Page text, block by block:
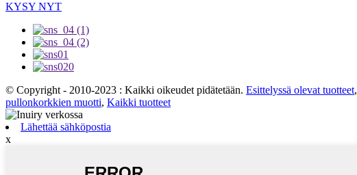
KYSY NYT
© Copyright - 2010-2023 : Kaikki oikeudet pidätetään. Esittelyssä olevat tuotteet,
pullonkorkkien muotti, Kaikki tuotteet
Lähettää sähköpostia
x